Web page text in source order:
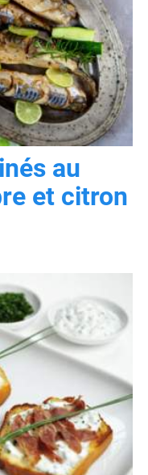
au
et citron